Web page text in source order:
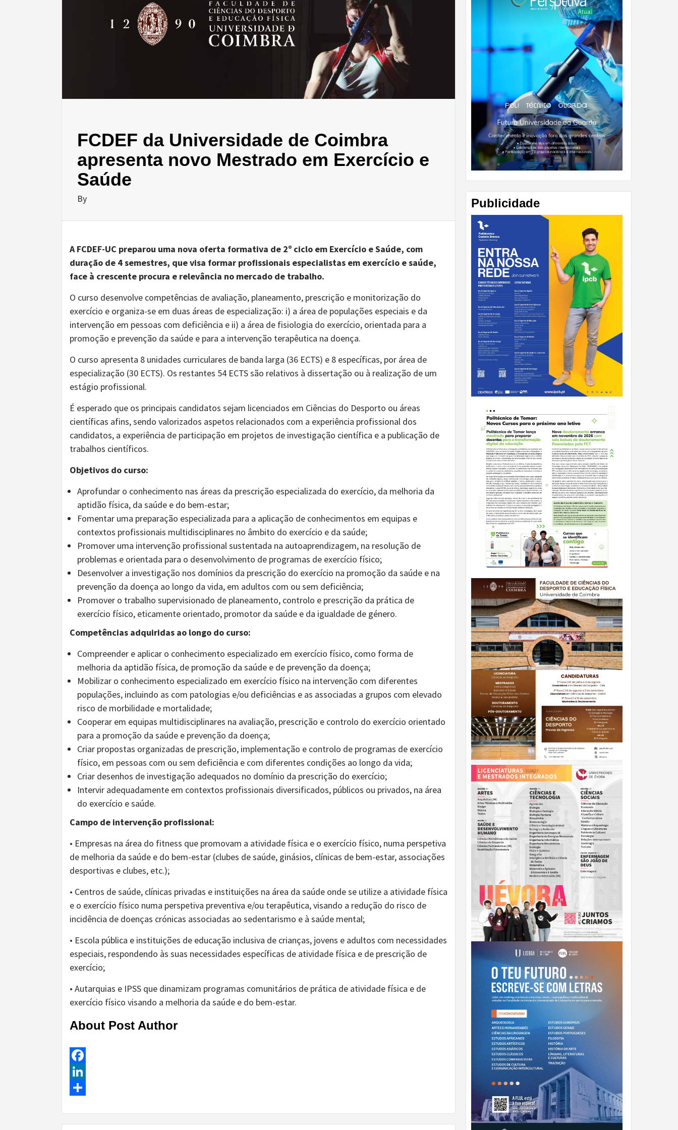
FCDEF da Universidade de Coimbra
apresenta novo Mestrado em Exercício e
Saúde
By
A FCDEF-UC preparou uma nova oferta formativa de 2º ciclo em Exercício e Saúde, com
duração de 4 semestres, que visa formar profissionais especialistas em exercício e saúde,
face à crescente procura e relevância no mercado de trabalho.
O curso desenvolve competências de avaliação, planeamento, prescrição e monitorização do
exercício e organiza-se em duas áreas de especialização: i) a área de populações especiais e da
intervenção em pessoas com deficiência e ii) a área de fisiologia do exercício, orientada para a
promoção e prevenção da saúde e para a intervenção terapêutica na doença.
O curso apresenta 8 unidades curriculares de banda larga (36 ECTS) e 8 específicas, por área de
especialização (30 ECTS). Os restantes 54 ECTS são relativos à dissertação ou à realização de um
estágio profissional.
É esperado que os principais candidatos sejam licenciados em Ciências do Desporto ou áreas
científicas afins, sendo valorizados aspetos relacionados com a experiência profissional dos
candidatos, a experiência de participação em projetos de investigação científica e a publicação de
trabalhos científicos.
Objetivos do curso:
Aprofundar o conhecimento nas áreas da prescrição especializada do exercício, da melhoria da
aptidão física, da saúde e do bem-estar;
Fomentar uma preparação especializada para a aplicação de conhecimentos em equipas e
contextos profissionais multidisciplinares no âmbito do exercício e da saúde;
Promover uma intervenção profissional sustentada na autoaprendizagem, na resolução de
problemas e orientada para o desenvolvimento de programas de exercício físico;
Desenvolver a investigação nos domínios da prescrição do exercício na promoção da saúde e na
prevenção da doença ao longo da vida, em adultos com ou sem deficiência;
Promover o trabalho supervisionado de planeamento, controlo e prescrição da prática de
exercício físico, eticamente orientado, promotor da saúde e da igualdade de género.
Competências adquiridas ao longo do curso:
Compreender e aplicar o conhecimento especializado em exercício físico, como forma de
melhoria da aptidão física, de promoção da saúde e de prevenção da doença;
Mobilizar o conhecimento especializado em exercício físico na intervenção com diferentes
populações, incluindo as com patologias e/ou deficiências e as associadas a grupos com elevado
risco de morbilidade e mortalidade;
Cooperar em equipas multidisciplinares na avaliação, prescrição e controlo do exercício orientado
para a promoção da saúde e prevenção da doença;
Criar propostas organizadas de prescrição, implementação e controlo de programas de exercício
físico, em pessoas com ou sem deficiência e com diferentes condições ao longo da vida;
Criar desenhos de investigação adequados no domínio da prescrição do exercício;
Intervir adequadamente em contextos profissionais diversificados, públicos ou privados, na área
do exercício e saúde.
Campo de intervenção profissional:
• Empresas na área do fitness que promovam a atividade física e o exercício físico, numa perspetiva
de melhoria da saúde e do bem-estar (clubes de saúde, ginásios, clínicas de bem-estar, associações
desportivas e clubes, etc.);
• Centros de saúde, clínicas privadas e instituições na área da saúde onde se utilize a atividade física
e o exercício físico numa perspetiva preventiva e/ou terapêutica, visando a redução do risco de
incidência de doenças crónicas associadas ao sedentarismo e à saúde mental;
• Escola pública e instituições de educação inclusiva de crianças, jovens e adultos com necessidades
especiais, respondendo às suas necessidades específicas de atividade física e de prescrição de
exercício;
• Autarquias e IPSS que dinamizam programas comunitários de prática de atividade física e de
exercício físico visando a melhoria da saúde e do bem-estar.
About Post Author
Facebook
LinkedIn
Reading
Publicidade